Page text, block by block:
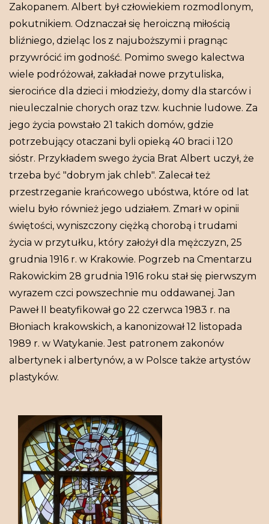
Zakopanem. Albert był człowiekiem rozmodlonym,
pokutnikiem. Odznaczał się heroiczną miłością
bliźniego, dzieląc los z najuboższymi i pragnąc
przywrócić im godność. Pomimo swego kalectwa
wiele podróżował, zakładał nowe przytuliska,
sierocińce dla dzieci i młodzieży, domy dla starców i
nieuleczalnie chorych oraz tzw. kuchnie ludowe. Za
jego życia powstało 21 takich domów, gdzie
potrzebujący otaczani byli opieką 40 braci i 120
sióstr. Przykładem swego życia Brat Albert uczył, że
trzeba być "dobrym jak chleb". Zalecał też
przestrzeganie krańcowego ubóstwa, które od lat
wielu było również jego udziałem. Zmarł w opinii
świętości, wyniszczony ciężką chorobą i trudami
życia w przytułku, który założył dla mężczyzn, 25
grudnia 1916 r. w Krakowie. Pogrzeb na Cmentarzu
Rakowickim 28 grudnia 1916 roku stał się pierwszym
wyrazem czci powszechnie mu oddawanej. Jan
Paweł II beatyfikował go 22 czerwca 1983 r. na
Błoniach krakowskich, a kanonizował 12 listopada
1989 r. w Watykanie. Jest patronem zakonów
albertynek i albertynów, a w Polsce także artystów
plastyków.